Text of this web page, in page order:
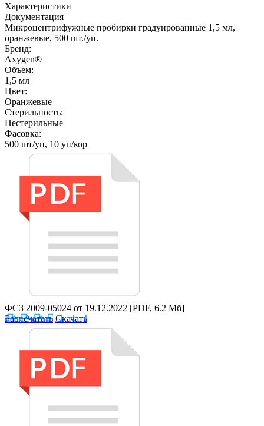
Характеристики
Документация
Микроцентрифужные пробирки градуированные 1,5 мл,
оранжевые, 500 шт./уп.
Бренд:
Axygen®
Объем:
1,5 мл
Цвет:
Оранжевые
Стерильность:
Нестерильные
Фасовка:
500 шт/уп, 10 уп/кор
ФСЗ 2009-05024 от 19.12.2022 [PDF, 6.2 Мб]
Распечатать Скачать